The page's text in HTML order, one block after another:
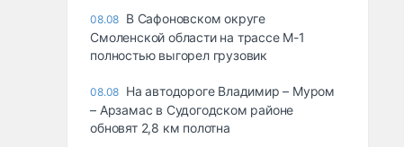
08.08 В Сафоновском округе
Смоленской области на трассе М-1
полностью выгорел грузовик
08.08 На автодороге Владимир – Муром
– Арзамас в Судогодском районе
обновят 2,8 км полотна